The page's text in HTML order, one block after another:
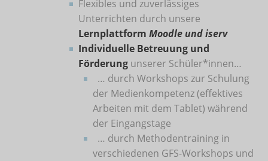
Flexibles und zuverlässiges
Unterrichten durch unsere
Lernplattform Moodle und iserv
Individuelle Betreuung und
Förderung unserer Schüler*innen…
… durch Workshops zur Schulung
der Medienkompetenz (effektives
Arbeiten mit dem Tablet) während
der Eingangstage
… durch Methodentraining in
verschiedenen GFS-Workshops und